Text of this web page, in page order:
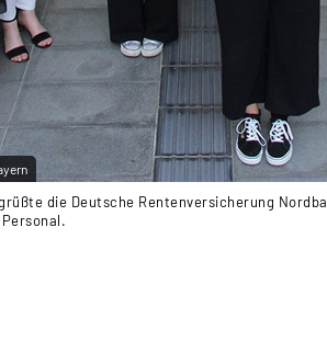
die Deutsche Rentenversicherung